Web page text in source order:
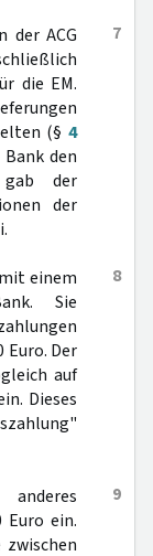
7
der ACG
die EM.
(§ 4
den
gab der
der
8
einem
Sie
Euro. Der
auf
Dieses
9
Euro ein.